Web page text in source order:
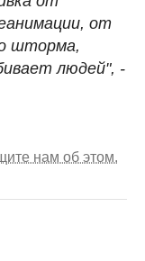
от
шторма,
людей", -
нам об этом.